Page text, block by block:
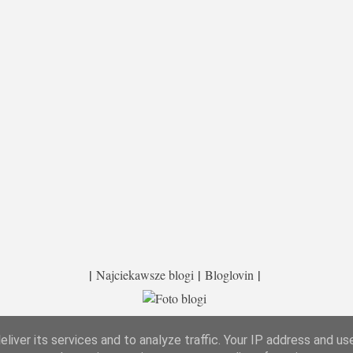
| Najciekawsze blogi | Bloglovin |
its services and to analyze traffic. Your IP address and